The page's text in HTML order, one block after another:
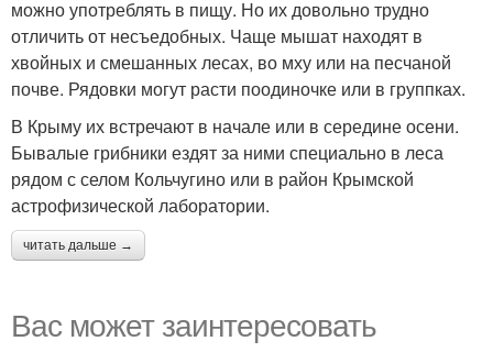
можно употреблять в пищу. Но их довольно трудно
отличить от несъедобных. Чаще мышат находят в
хвойных и смешанных лесах, во мху или на песчаной
почве. Рядовки могут расти поодиночке или в группках.
В Крыму их встречают в начале или в середине осени.
Бывалые грибники ездят за ними специально в леса
рядом с селом Кольчугино или в район Крымской
астрофизической лаборатории.
читать дальше →
Вас может заинтересовать